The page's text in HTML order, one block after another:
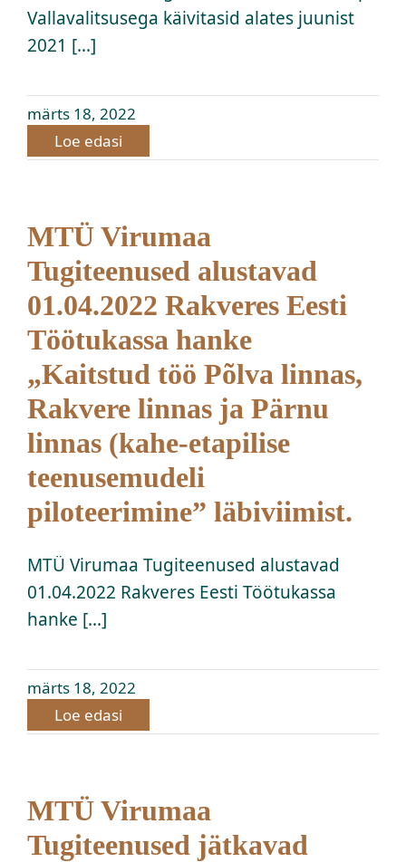
Vallavalitsusega käivitasid alates juunist
2021 [...]
märts 18, 2022
Loe edasi
MTÜ Virumaa
Tugiteenused alustavad
01.04.2022 Rakveres Eesti
Töötukassa hanke
„Kaitstud töö Põlva linnas,
Rakvere linnas ja Pärnu
linnas (kahe-etapilise
teenusemudeli
piloteerimine” läbiviimist.
MTÜ Virumaa Tugiteenused alustavad
01.04.2022 Rakveres Eesti Töötukassa
hanke [...]
märts 18, 2022
Loe edasi
MTÜ Virumaa
Tugiteenused jätkavad